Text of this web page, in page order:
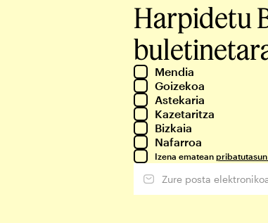
Harpidetu
Mendia
Goizekoa
Astekaria
Kazetaritza
Bizkaia
Nafarroa
Izena ematean